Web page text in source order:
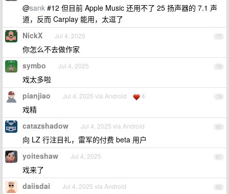
@sank #12 但目前 Apple Music 还用不了 25 扬声器的 7.1 声
道，反而 Carplay 能用，太逗了
77
NickX Jul 4, 2025
你怎么不去做作家
78
symbo Jul 4, 2025
戏太多啦
79
pianjiao Jul 4, 2025 via Android 4
戏精
80
catazshadow Jul 4, 2025 via Android
向 LZ 行注目礼，雷军的付费 beta 用户
81
yoiteshaw Jul 4, 2025
戏来了
82
daiisdai Jul 4, 2025 via Android